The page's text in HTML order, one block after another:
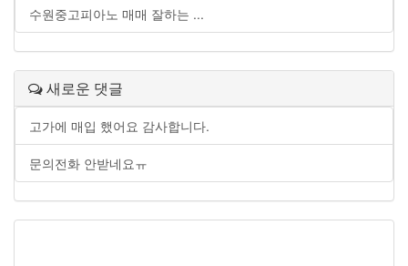
수원중고피아노 매매 잘하는 ...
새로운 댓글
고가에 매입 했어요 감사합니다.
문의전화 안받네요ㅠ